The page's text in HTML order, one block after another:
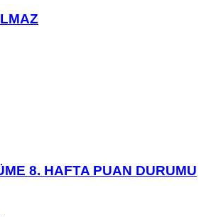
8. HAFTA PUAN DURUMU